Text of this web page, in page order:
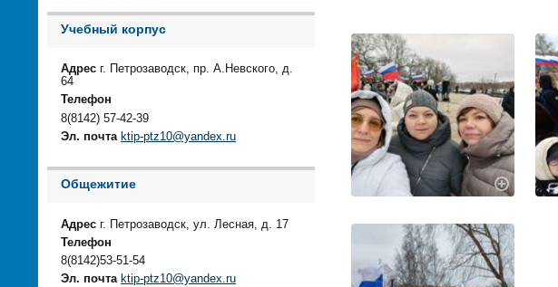
Учебный корпус
Адрес г. Петрозаводск, пр. А.Невского, д.
64
Телефон
8(8142) 57-42-39
Эл. почта ktip-ptz10@yandex.ru
Общежитие
Адрес г. Петрозаводск, ул. Лесная, д. 17
Телефон
8(8142)53-51-54
Эл. почта ktip-ptz10@yandex.ru